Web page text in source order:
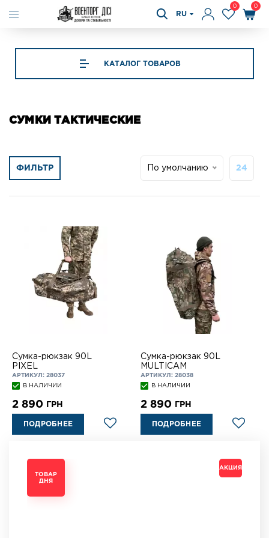
RU
0 0
КАТАЛОГ ТОВАРОВ
СУМКИ ТАКТИЧЕСКИЕ
ФИЛЬТР По умолчанию 24
Сумка-рюкзак 90L
PIXEL
АРТИКУЛ: 28037
В НАЛИЧИИ
2 890 ГРН
ПОДРОБНЕЕ
Сумка-рюкзак 90L
MULTICAM
АРТИКУЛ: 28038
В НАЛИЧИИ
2 890 ГРН
ПОДРОБНЕЕ
ТОВАР
ДНЯ
АКЦИЯ
ТОВАР
ДНЯ
АКЦИЯ
ТОВАР
ДНЯ
АКЦИЯ
ТОВАР
ДНЯ
АКЦИЯ